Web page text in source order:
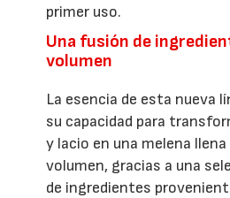
primer uso.
Una fusión de
volumen
La esencia de esta nueva
su capacidad para
y lacio en una melena llena
volumen, gracias a una
de ingredientes